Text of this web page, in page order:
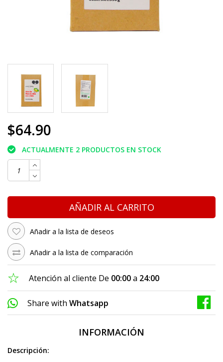
$64.90
ACTUALMENTE 2 PRODUCTOS EN STOCK
AÑADIR AL CARRITO
Añadir a la lista de deseos
Añadir a la lista de comparación
Atención al cliente De 00:00a 24:00
Share with Whatsapp
INFORMACIÓN
Descripción: